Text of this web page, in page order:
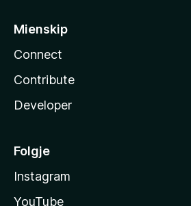
Mienskip
Connect
Contribute
Developer
Folgje
Instagram
YouTube